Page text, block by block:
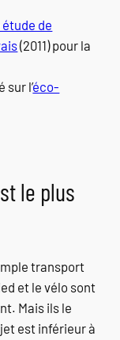
étude de
(2011) pour la
sur l’éco-
le plus
transport
et le vélo sont
Mais ils le
est inférieur à